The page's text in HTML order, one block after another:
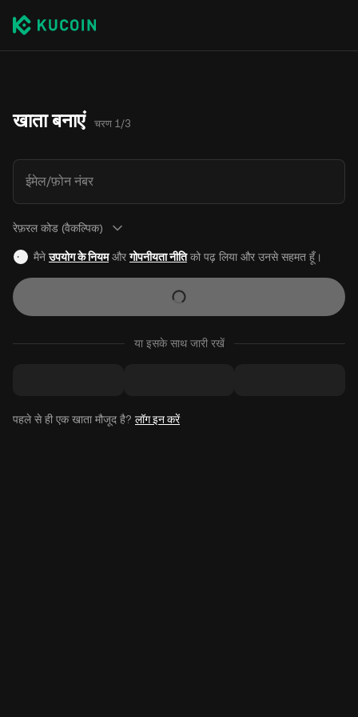
खाता बनाएं चरण 1/3
ईमेल/फ़ोन नंबर
रेफ़रल कोड (वैकल्पिक)
मैनेउपयोग के नियमऔरगोपनीयता नीतिको पढ़ लिया और उनसे सहमत हूँ।
या इसके साथ जारी रखें
पहले से ही एक खाता मौजूद है? लॉग इन करें